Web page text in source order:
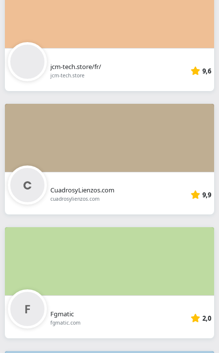
jcm-tech.store/fr/
jcm-tech.store 9,6
CuadrosyLienzos.com
cuadrosylienzos.com 9,9
Fgmatic
fgmatic.com 2,0